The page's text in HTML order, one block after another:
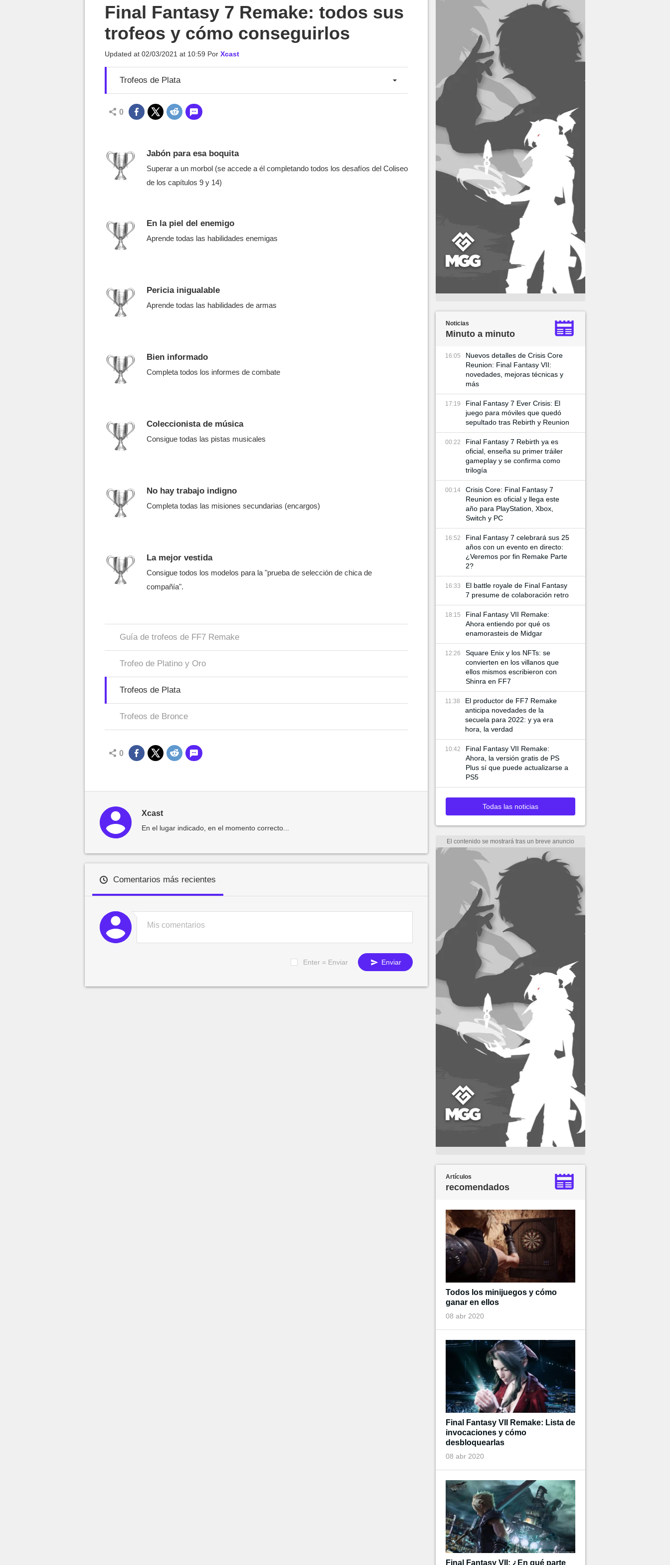
Final Fantasy 7 Remake: todos sus
trofeos y cómo conseguirlos
Updated at 02/03/2021 at 10:59 Por Xcast
Trofeos de Plata
0
Jabón para esa boquita
Superar a un morbol (se accede a él completando todos los desafíos del Coliseo
de los capítulos 9 y 14)
En la piel del enemigo
Aprende todas las habilidades enemigas
Pericia inigualable
Aprende todas las habilidades de armas
Bien informado
Completa todos los informes de combate
Coleccionista de música
Consigue todas las pistas musicales
No hay trabajo indigno
Completa todas las misiones secundarias (encargos)
La mejor vestida
Consigue todos los modelos para la "prueba de selección de chica de
compañía".
Guía de trofeos de FF7 Remake
Trofeo de Platino y Oro
Trofeos de Plata
Trofeos de Bronce
0
Xcast
En el lugar indicado, en el momento correcto...
Comentarios más recientes
Enter = Enviar Enviar
Noticias
Minuto a minuto
16:05
Nuevos detalles de Crisis Core
Reunion: Final Fantasy VII:
novedades, mejoras técnicas y
más
17:19
Final Fantasy 7 Ever Crisis: El
juego para móviles que quedó
sepultado tras Rebirth y Reunion
00:22
Final Fantasy 7 Rebirth ya es
oficial, enseña su primer tráiler
gameplay y se confirma como
trilogía
00:14
Crisis Core: Final Fantasy 7
Reunion es oficial y llega este
año para PlayStation, Xbox,
Switch y PC
16:52
Final Fantasy 7 celebrará sus 25
años con un evento en directo:
¿Veremos por fin Remake Parte
2?
16:33
El battle royale de Final Fantasy
7 presume de colaboración retro
18:15
Final Fantasy VII Remake:
Ahora entiendo por qué os
enamorasteis de Midgar
12:26
Square Enix y los NFTs: se
convierten en los villanos que
ellos mismos escribieron con
Shinra en FF7
11:38
El productor de FF7 Remake
anticipa novedades de la
secuela para 2022: y ya era
hora, la verdad
10:42
Final Fantasy VII Remake:
Ahora, la versión gratis de PS
Plus sí que puede actualizarse a
PS5
Todas las noticias
Artículos
recomendados
Todos los minijuegos y cómo
ganar en ellos
08 abr 2020
Final Fantasy VII Remake: Lista de
invocaciones y cómo
desbloquearlas
08 abr 2020
Final Fantasy VII: ¿En qué parte